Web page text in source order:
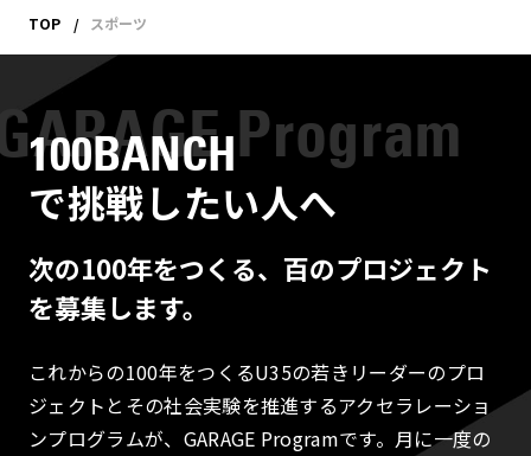
TOP スポーツ
100BANCH
で挑戦したい人へ
次の100年をつくる、百のプロジェクト
を募集します。
これからの100年をつくるU35の若きリーダーのプロ
ジェクトとその社会実験を推進するアクセラレーショ
ンプログラムが、GARAGE Programです。月に一度の